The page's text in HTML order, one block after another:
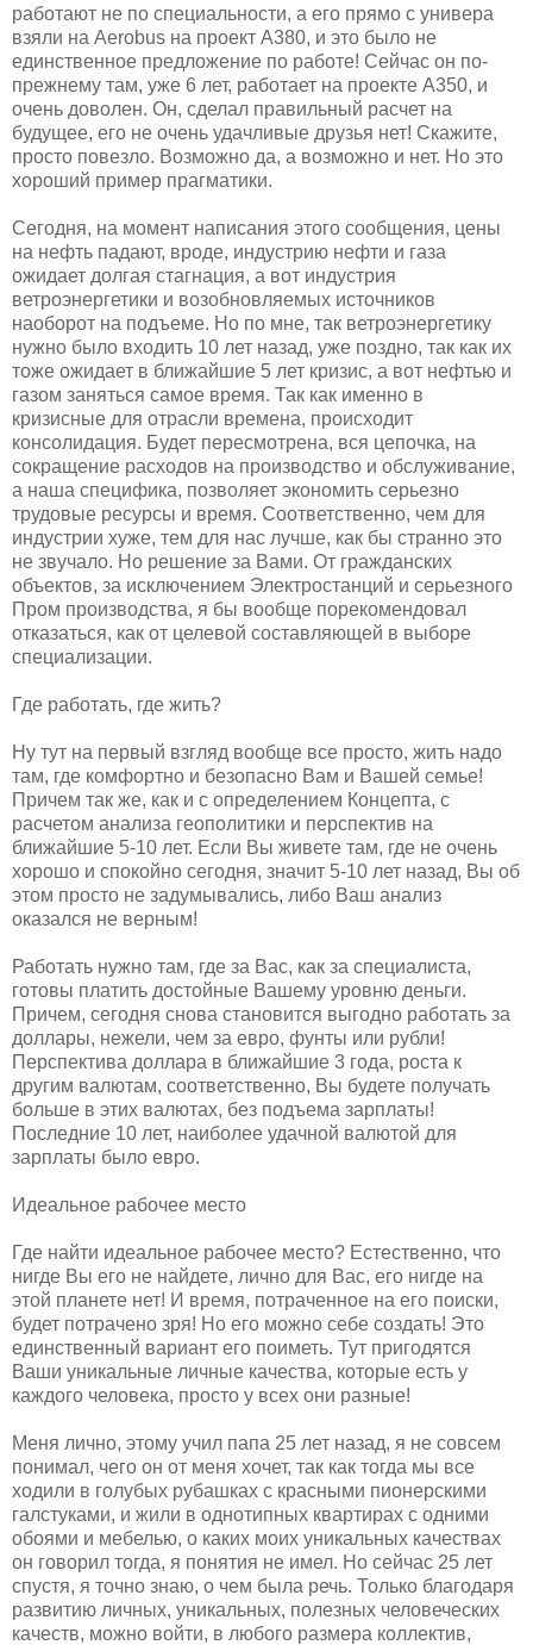
работают не по специальности, а его прямо с универа
взяли на Aerobus на проект А380, и это было не
единственное предложение по работе! Сейчас он по-
прежнему там, уже 6 лет, работает на проекте А350, и
очень доволен. Он, сделал правильный расчет на
будущее, его не очень удачливые друзья нет! Скажите,
просто повезло. Возможно да, а возможно и нет. Но это
хороший пример прагматики.
Сегодня, на момент написания этого сообщения, цены
на нефть падают, вроде, индустрию нефти и газа
ожидает долгая стагнация, а вот индустрия
ветроэнергетики и возобновляемых источников
наоборот на подъеме. Но по мне, так ветроэнергетику
нужно было входить 10 лет назад, уже поздно, так как их
тоже ожидает в ближайшие 5 лет кризис, а вот нефтью и
газом заняться самое время. Так как именно в
кризисные для отрасли времена, происходит
консолидация. Будет пересмотрена, вся цепочка, на
сокращение расходов на производство и обслуживание,
а наша специфика, позволяет экономить серьезно
трудовые ресурсы и время. Соответственно, чем для
индустрии хуже, тем для нас лучше, как бы странно это
не звучало. Но решение за Вами. От гражданских
объектов, за исключением Электростанций и серьезного
Пром производства, я бы вообще порекомендовал
отказаться, как от целевой составляющей в выборе
специализации.
Где работать, где жить?
Ну тут на первый взгляд вообще все просто, жить надо
там, где комфортно и безопасно Вам и Вашей семье!
Причем так же, как и с определением Концепта, с
расчетом анализа геополитики и перспектив на
ближайшие 5-10 лет. Если Вы живете там, где не очень
хорошо и спокойно сегодня, значит 5-10 лет назад, Вы об
этом просто не задумывались, либо Ваш анализ
оказался не верным!
Работать нужно там, где за Вас, как за специалиста,
готовы платить достойные Вашему уровню деньги.
Причем, сегодня снова становится выгодно работать за
доллары, нежели, чем за евро, фунты или рубли!
Перспектива доллара в ближайшие 3 года, роста к
другим валютам, соответственно, Вы будете получать
больше в этих валютах, без подъема зарплаты!
Последние 10 лет, наиболее удачной валютой для
зарплаты было евро.
Идеальное рабочее место
Где найти идеальное рабочее место? Естественно, что
нигде Вы его не найдете, лично для Вас, его нигде на
этой планете нет! И время, потраченное на его поиски,
будет потрачено зря! Но его можно себе создать! Это
единственный вариант его поиметь. Тут пригодятся
Ваши уникальные личные качества, которые есть у
каждого человека, просто у всех они разные!
Меня лично, этому учил папа 25 лет назад, я не совсем
понимал, чего он от меня хочет, так как тогда мы все
ходили в голубых рубашках с красными пионерскими
галстуками, и жили в однотипных квартирах с одними
обоями и мебелью, о каких моих уникальных качествах
он говорил тогда, я понятия не имел. Но сейчас 25 лет
спустя, я точно знаю, о чем была речь. Только благодаря
развитию личных, уникальных, полезных человеческих
качеств, можно войти, в любого размера коллектив,